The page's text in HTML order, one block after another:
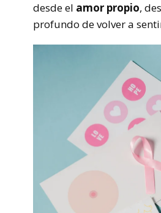
desde el amor propio,
profundo de volver a